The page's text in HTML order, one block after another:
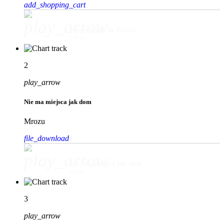
add_shopping_cart
2
play_arrow
Nie ma miejsca jak dom
Mrozu
file_download
3
play_arrow